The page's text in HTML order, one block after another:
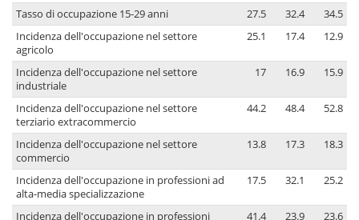
Tasso di occupazione 15-29 anni
27.5 32.4
34.5
Incidenza dell'occupazione nel settore
agricolo
25.1 17.4 12.9
Incidenza dell'occupazione nel settore
industriale
17 16.9 15.9
Incidenza dell'occupazione nel settore
terziario extracommercio
44.2 48.4 52.8
Incidenza dell'occupazione nel settore
commercio
13.8 17.3 18.3
Incidenza dell'occupazione in professioni ad
alta-media specializzazione
17.5 32.1 25.2
Incidenza dell'occupazione in professioni
41.4 23.9 23.6